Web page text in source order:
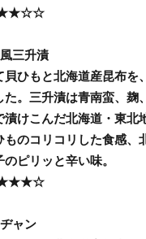
三升漬
貝ひもと北海道産昆布を
た。三升漬は青南蛮、麹
漬けこんだ北海道・東北
ものコリコリした食感、
ピリッと辛い味。
ャン